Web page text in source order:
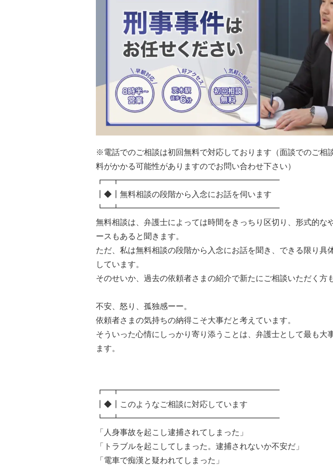
※電話でのご相談は初回無料で対応しております（面談でのご相
料がかかる可能性がありますのでお問い合わせ下さい）
┏━┳━━━━━━━━━━━━━━━━━━━━
┃◆┃無料相談の段階から入念にお話を伺います
┗━┻━━━━━━━━━━━━━━━━━━━━
無料相談は、弁護士によっては時間をきっちり区切り、形式的な
ースもあると聞きます。
ただ、私は無料相談の段階から入念にお話を聞き、できる限り具
しています。
そのせいか、過去の依頼者さまの紹介で新たにご相談いただく方
不安、怒り、孤独感ーー。
依頼者さまの気持ちの納得こそ大事だと考えています。
そういった心情にしっかり寄り添うことは、弁護士として最も大
ます。
┏━┳━━━━━━━━━━━━━━━━━━━━
┃◆┃このようなご相談に対応しています
┗━┻━━━━━━━━━━━━━━━━━━━━
「人身事故を起こし逮捕されてしまった」
「トラブルを起こしてしまった。逮捕されないか不安だ」
「電車で痴漢と疑われてしまった」